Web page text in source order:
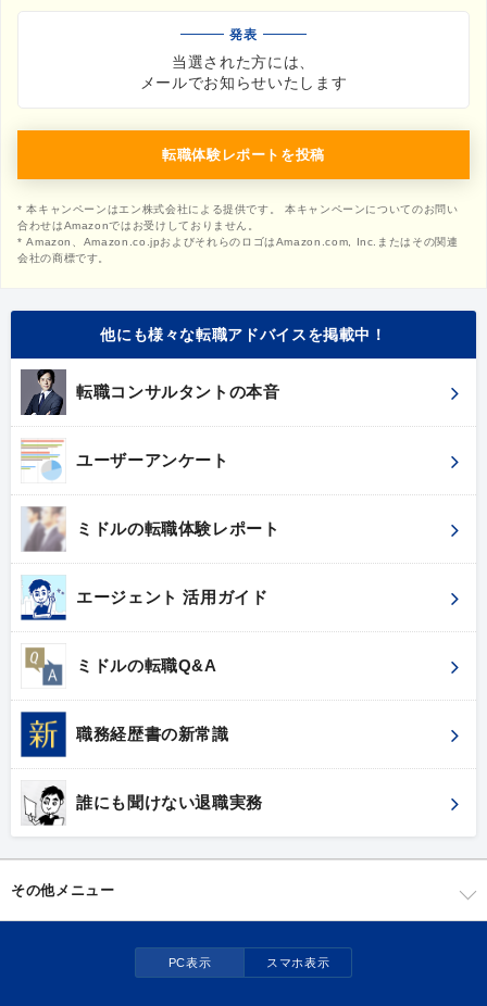
発表
当選された方には、
メールでお知らせいたします
転職体験レポートを投稿
* 本キャンペーンはエン株式会社による提供です。 本キャンペーンについてのお問い
合わせはAmazonではお受けしておりません。
* Amazon、Amazon.co.jpおよびそれらのロゴはAmazon.com, Inc.またはその関連
会社の商標です。
他にも様々な転職アドバイスを掲載中！
転職コンサルタントの本音
ユーザーアンケート
ミドルの転職体験レポート
エージェント 活用ガイド
ミドルの転職Q&A
職務経歴書の新常識
誰にも聞けない退職実務
その他メニュー
PC表示 スマホ表示